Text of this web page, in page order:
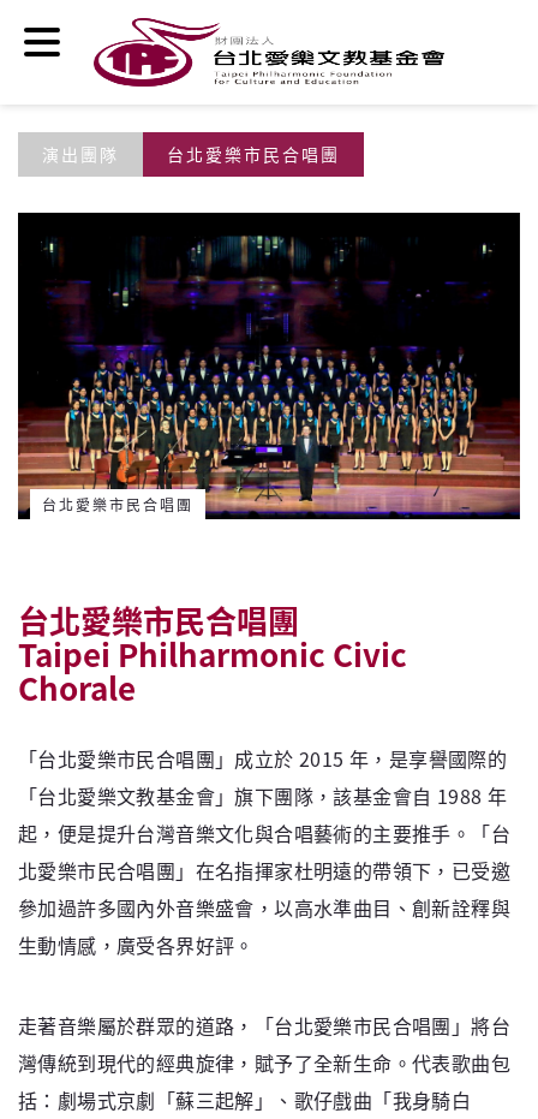
演出團隊 台北愛樂市民合唱團
台北愛樂市民合唱團
台北愛樂市民合唱團
Taipei Philharmonic Civic
Chorale
「台北愛樂市民合唱團」成立於 2015 年，是享譽國際的
「台北愛樂文教基金會」旗下團隊，該基金會自 1988 年
起，便是提升台灣音樂文化與合唱藝術的主要推手。「台
北愛樂市民合唱團」在名指揮家杜明遠的帶領下，已受邀
參加過許多國內外音樂盛會，以高水準曲目、創新詮釋與
生動情感，廣受各界好評。
走著音樂屬於群眾的道路，「台北愛樂市民合唱團」將台
灣傳統到現代的經典旋律，賦予了全新生命。代表歌曲包
括：劇場式京劇「蘇三起解」、歌仔戲曲「我身騎白